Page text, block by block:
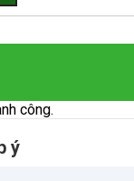
công.
ý